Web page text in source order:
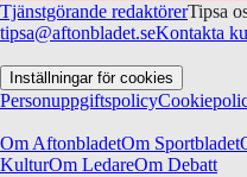
Tjänstgörande redaktörerTipsa
tipsa@aftonbladet.seKontakta
Inställningar för cookies
Personuppgiftspolicy
Om AftonbladetOm Sportbladet
KulturOm LedareOm Debatt